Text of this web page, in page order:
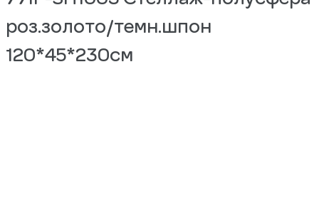
роз.золото/темн.шпон
120*45*230см